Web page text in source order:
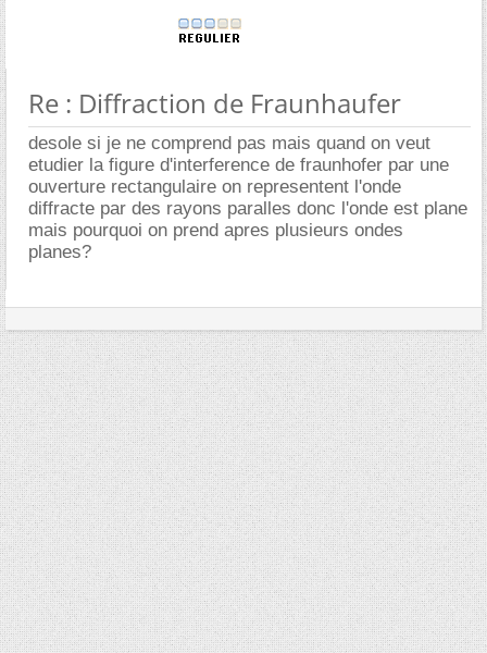
Re : Diffraction de Fraunhaufer
desole si je ne comprend pas mais quand on veut
etudier la figure d'interference de fraunhofer par une
ouverture rectangulaire on representent l'onde
diffracte par des rayons paralles donc l'onde est plane
mais pourquoi on prend apres plusieurs ondes
planes?